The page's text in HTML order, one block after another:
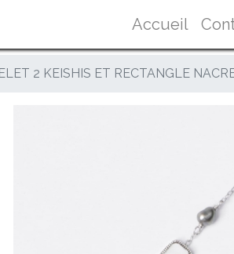
Accueil
2 KEISHIS ET RECTANGLE